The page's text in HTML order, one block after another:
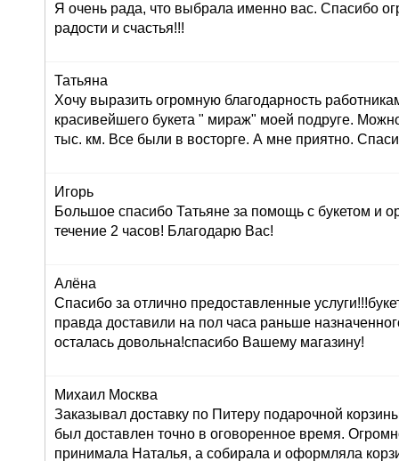
Я очень рада, что выбрала именно вас. Спасибо
радости и счастья!!!
Татьяна
Хочу выразить огромную благодарность
красивейшего букета " мираж" моей подруге.
тыс. км. Все были в восторге. А мне приятно.
Игорь
Большое спасибо Татьяне за помощь с букетом и
течение 2 часов! Благодарю Вас!
Алёна
Спасибо за отлично предоставленные
правда доставили на пол часа раньше
осталась довольна!спасибо Вашему магазину!
Михаил Москва
Заказывал доставку по Питеру подарочной
был доставлен точно в оговоренное время.
принимала Наталья, а собирала и оформляла